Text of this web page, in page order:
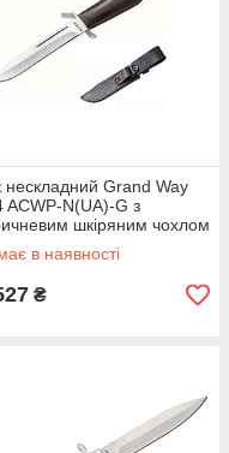
нескладний Grand Way
ACWP-N(UA)-G з
шкіряним чохлом
polish, дерево) ASG
в наявності
₴